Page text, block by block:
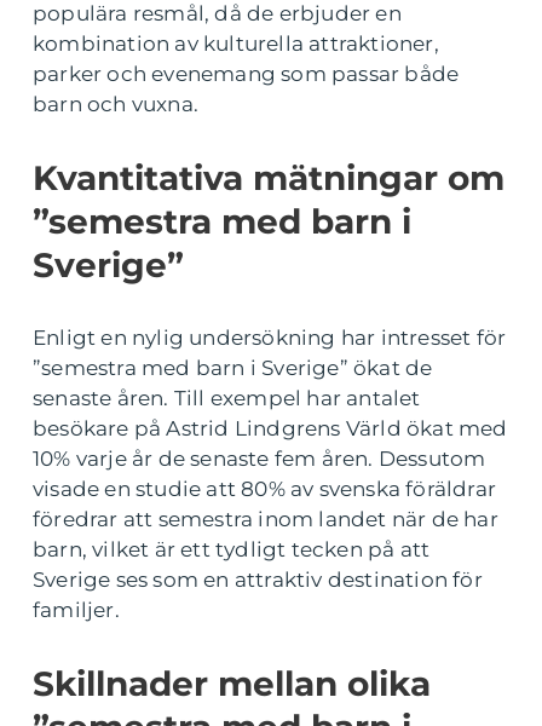
populära resmål, då de erbjuder en
kombination av kulturella attraktioner,
parker och evenemang som passar både
barn och vuxna.
Kvantitativa mätningar om
”semestra med barn i
Sverige”
Enligt en nylig undersökning har intresset för
”semestra med barn i Sverige” ökat de
senaste åren. Till exempel har antalet
besökare på Astrid Lindgrens Värld ökat med
10% varje år de senaste fem åren. Dessutom
visade en studie att 80% av svenska föräldrar
föredrar att semestra inom landet när de har
barn, vilket är ett tydligt tecken på att
Sverige ses som en attraktiv destination för
familjer.
Skillnader mellan olika